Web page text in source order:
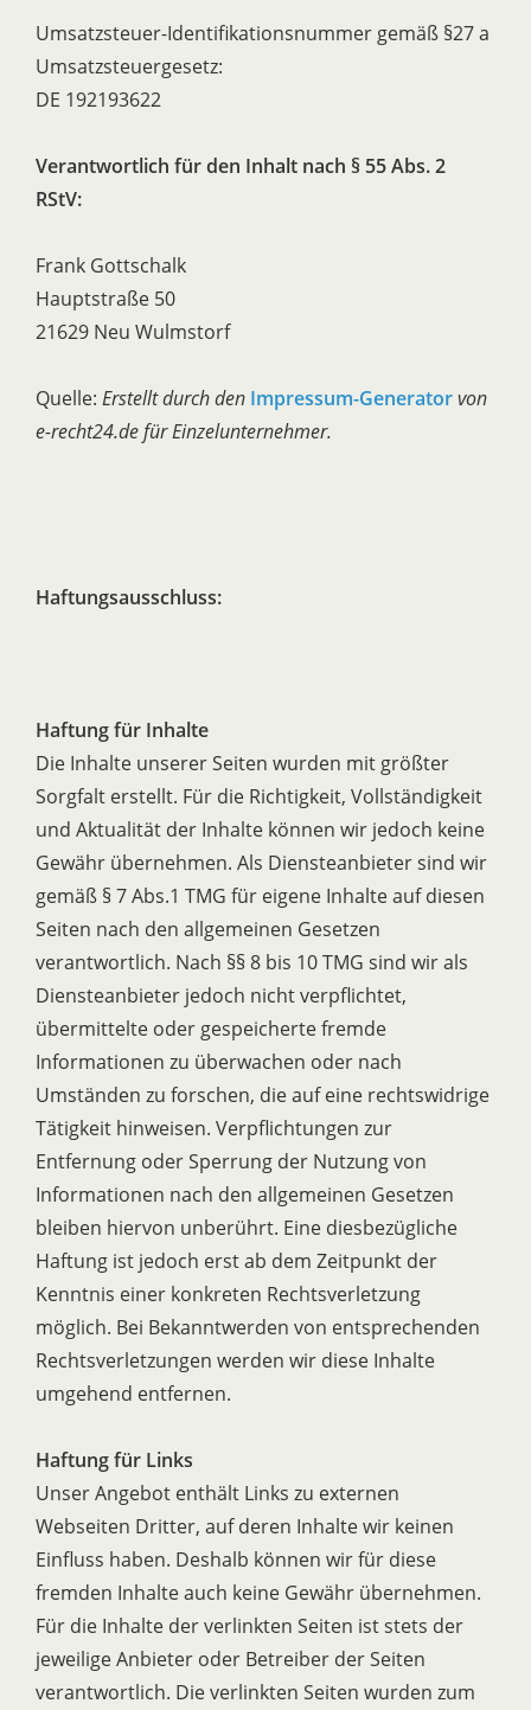
Umsatzsteuer-Identifikationsnummer gemäß §27 a
Umsatzsteuergesetz:
DE 192193622
Verantwortlich für den Inhalt nach § 55 Abs. 2
RStV:
Frank Gottschalk
Hauptstraße 50
21629 Neu Wulmstorf
Quelle: Erstellt durch den Impressum-Generatorvon
e-recht24.de für Einzelunternehmer.
Haftungsausschluss:
Haftung für Inhalte
Die Inhalte unserer Seiten wurden mit größter
Sorgfalt erstellt. Für die Richtigkeit, Vollständigkeit
und Aktualität der Inhalte können wir jedoch keine
Gewähr übernehmen. Als Diensteanbieter sind wir
gemäß § 7 Abs.1 TMG für eigene Inhalte auf diesen
Seiten nach den allgemeinen Gesetzen
verantwortlich. Nach §§ 8 bis 10 TMG sind wir als
Diensteanbieter jedoch nicht verpflichtet,
übermittelte oder gespeicherte fremde
Informationen zu überwachen oder nach
Umständen zu forschen, die auf eine rechtswidrige
Tätigkeit hinweisen. Verpflichtungen zur
Entfernung oder Sperrung der Nutzung von
Informationen nach den allgemeinen Gesetzen
bleiben hiervon unberührt. Eine diesbezügliche
Haftung ist jedoch erst ab dem Zeitpunkt der
Kenntnis einer konkreten Rechtsverletzung
möglich. Bei Bekanntwerden von entsprechenden
Rechtsverletzungen werden wir diese Inhalte
umgehend entfernen.
Haftung für Links
Unser Angebot enthält Links zu externen
Webseiten Dritter, auf deren Inhalte wir keinen
Einfluss haben. Deshalb können wir für diese
fremden Inhalte auch keine Gewähr übernehmen.
Für die Inhalte der verlinkten Seiten ist stets der
jeweilige Anbieter oder Betreiber der Seiten
verantwortlich. Die verlinkten Seiten wurden zum